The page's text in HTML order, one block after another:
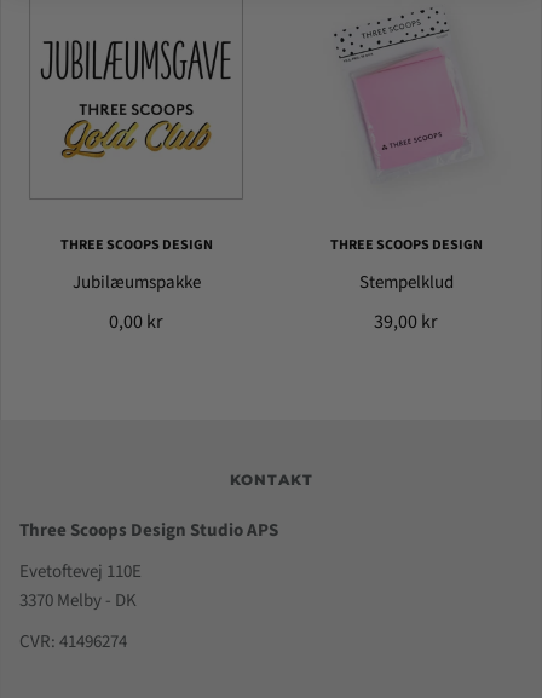
THREE SCOOPS DESIGN
Jubilæumspakke
0,00 kr
THREE SCOOPS DESIGN
Stempelklud
39,00 kr
KONTAKT
Three Scoops Design Studio APS
Evetoftevej 110E
3370 Melby - DK
CVR: 41496274